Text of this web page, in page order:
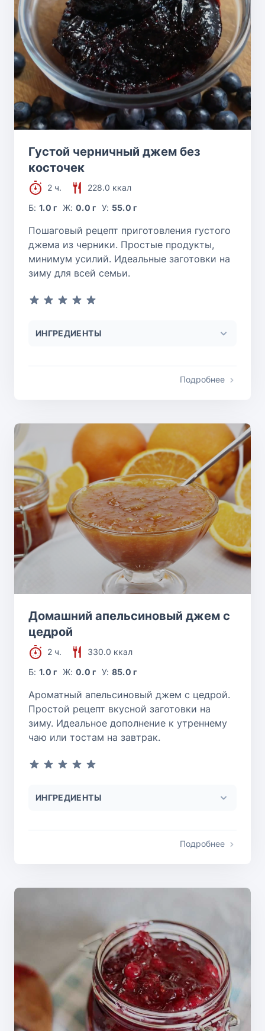
Густой черничный джем без
косточек
2 ч.
228.0 ккал
Б:1.0 г Ж: 0.0 г У: 55.0 г
Пошаговый рецепт приготовления густого
джема из черники. Простые продукты,
минимум усилий. Идеальные заготовки на
зиму для всей семьи.
ИНГРЕДИЕНТЫ
Подробнее
Домашний апельсиновый джем с
цедрой
2 ч.
330.0 ккал
Б:1.0 г Ж: 0.0 г У: 85.0 г
Ароматный апельсиновый джем с цедрой.
Простой рецепт вкусной заготовки на
зиму. Идеальное дополнение к утреннему
чаю или тостам на завтрак.
ИНГРЕДИЕНТЫ
Подробнее